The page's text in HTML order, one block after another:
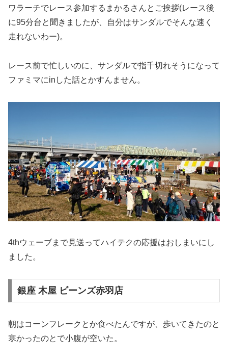
ワラーチでレース参加するまかるさんとご挨拶(レース後
に95分台と聞きましたが、自分はサンダルでそんな速く
走れないわー)。
レース前で忙しいのに、サンダルで指千切れそうになって
ファミマにinした話とかすんません。
4thウェーブまで見送ってハイテクの応援はおしまいにし
ました。
銀座 木屋 ビーンズ赤羽店
朝はコーンフレークとか食べたんですが、歩いてきたのと
寒かったのとで小腹が空いた。